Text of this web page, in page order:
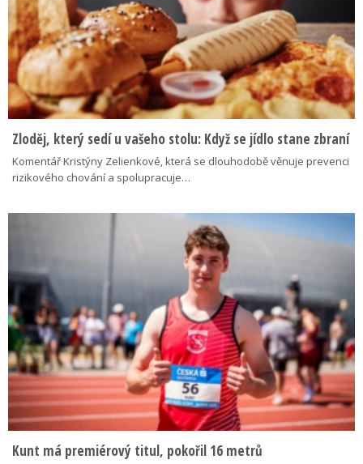
Zloděj, který sedí u vašeho stolu: Když se jídlo stane zbraní
Komentář Kristýny Zelienkové, která se dlouhodobě věnuje prevenci
rizikového chování a spolupracuje…
Kunt má premiérový titul, pokořil 16 metrů